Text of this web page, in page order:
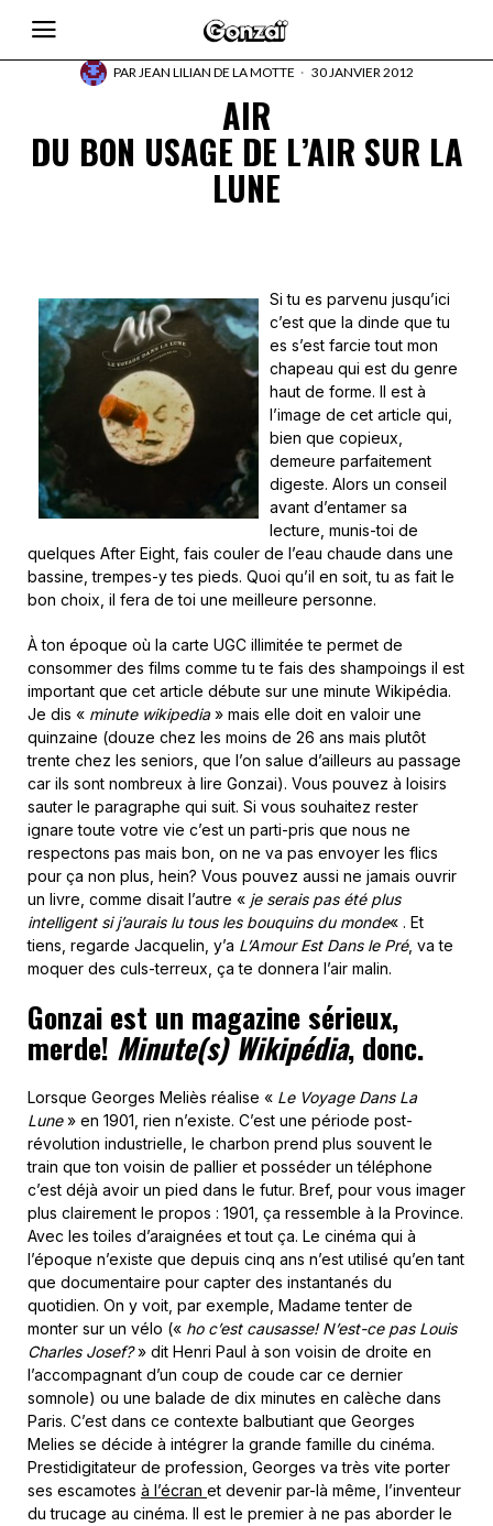
PARJEAN LILIAN DE LA MOTTE 30 JANVIER 2012
AIR
DU BON USAGE DE L’AIR SUR LA
LUNE
Si tu es parvenu jusqu’ici
c’est que la dinde que tu
es s’est farcie tout mon
chapeau qui est du genre
haut de forme. Il est à
l’image de cet article qui,
bien que copieux,
demeure parfaitement
digeste. Alors un conseil
avant d’entamer sa
lecture, munis-toi de
quelques After Eight, fais couler de l’eau chaude dans une
bassine, trempes-y tes pieds. Quoi qu’il en soit, tu as fait le
bon choix, il fera de toi une meilleure personne.
À ton époque où la carte UGC illimitée te permet de
consommer des films comme tu te fais des shampoings il est
important que cet article débute sur une minute Wikipédia.
Je dis « minute wikipedia» mais elle doit en valoir une
quinzaine (douze chez les moins de 26 ans mais plutôt
trente chez les seniors, que l’on salue d’ailleurs au passage
car ils sont nombreux à lire Gonzai). Vous pouvez à loisirs
sauter le paragraphe qui suit. Si vous souhaitez rester
ignare toute votre vie c’est un parti-pris que nous ne
respectons pas mais bon, on ne va pas envoyer les flics
pour ça non plus, hein? Vous pouvez aussi ne jamais ouvrir
un livre, comme disait l’autre « je serais pas été plus
intelligent si j’aurais lu tous les bouquins du monde« . Et
tiens, regarde Jacquelin, y’a L’Amour Est Dans le Pré, va te
moquer des culs-terreux, ça te donnera l’air malin.
Gonzai est un magazine sérieux,
merde! Minute(s) Wikipédia, donc.
Lorsque Georges Meliès réalise « Le Voyage Dans La
Lune» en 1901, rien n’existe. C’est une période post-
révolution industrielle, le charbon prend plus souvent le
train que ton voisin de pallier et posséder un téléphone
c’est déjà avoir un pied dans le futur. Bref, pour vous imager
plus clairement le propos : 1901, ça ressemble à la Province.
Avec les toiles d’araignées et tout ça. Le cinéma qui à
l’époque n’existe que depuis cinq ans n’est utilisé qu’en tant
que documentaire pour capter des instantanés du
quotidien. On y voit, par exemple, Madame tenter de
monter sur un vélo (« ho c’est causasse! N’est-ce pas Louis
Charles Josef?» dit Henri Paul à son voisin de droite en
l’accompagnant d’un coup de coude car ce dernier
somnole) ou une balade de dix minutes en calèche dans
Paris. C’est dans ce contexte balbutiant que Georges
Melies se décide à intégrer la grande famille du cinéma.
Prestidigitateur de profession, Georges va très vite porter
ses escamotes à l’écran et devenir par-là même, l’inventeur
du trucage au cinéma. Il est le premier à ne pas aborder le